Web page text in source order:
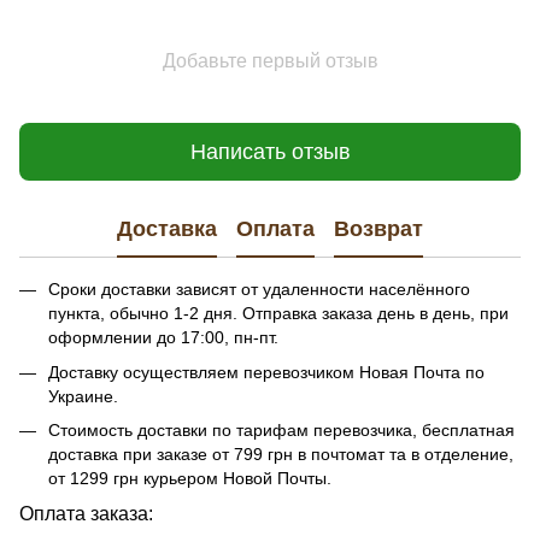
Добавьте первый отзыв
Написать отзыв
Доставка Оплата Возврат
Сроки доставки зависят от удаленности населённого
пункта, обычно 1-2 дня. Отправка заказа день в день, при
оформлении до 17:00, пн-пт.
Доставку осуществляем перевозчиком Новая Почта по
Украине.
Стоимость доставки по тарифам перевозчика, бесплатная
доставка при заказе от 799 грн в почтомат та в отделение,
от 1299 грн курьером Новой Почты.
Оплата заказа: